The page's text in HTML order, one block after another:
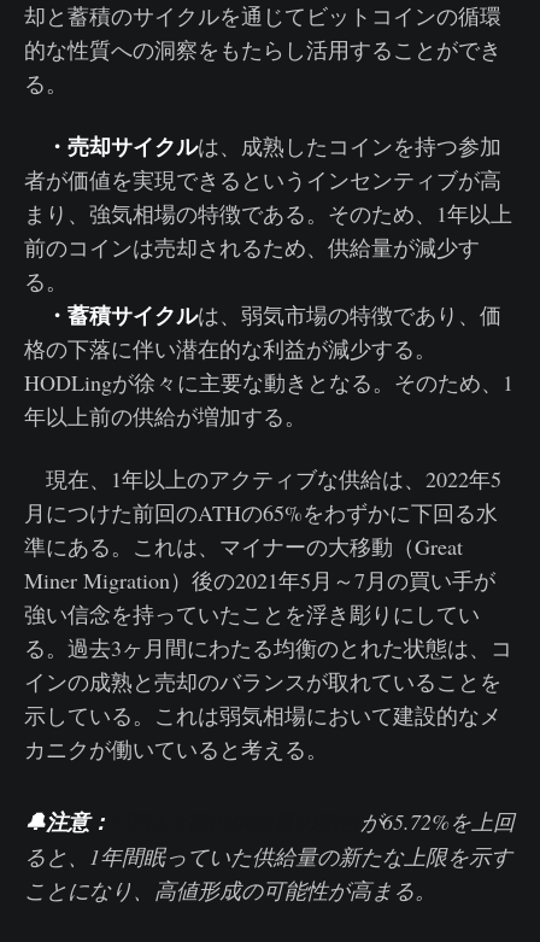
却と蓄積のサイクルを通じてビットコインの循環
的な性質への洞察をもたらし活用することができ
る。
・売却サイクルは、成熟したコインを持つ参加
者が価値を実現できるというインセンティブが高
まり、強気相場の特徴である。そのため、1年以上
前のコインは売却されるため、供給量が減少す
る。
・蓄積サイクルは、弱気市場の特徴であり、価
格の下落に伴い潜在的な利益が減少する。
HODLingが徐々に主要な動きとなる。そのため、1
年以上前の供給が増加する。
現在、1年以上のアクティブな供給は、2022年5
月につけた前回のATHの65%をわずかに下回る水
準にある。これは、マイナーの大移動（Great
Miner Migration）後の2021年5月～7月の買い手が
強い信念を持っていたことを浮き彫りにしてい
る。過去3ヶ月間にわたる均衡のとれた状態は、コ
インの成熟と売却のバランスが取れていることを
示している。これは弱気相場において建設的なメ
カニクが働いていると考える。
🔔注意：
が65.72%を上回
ると、1年間眠っていた供給量の新たな上限を示す
ことになり、高値形成の可能性が高まる。